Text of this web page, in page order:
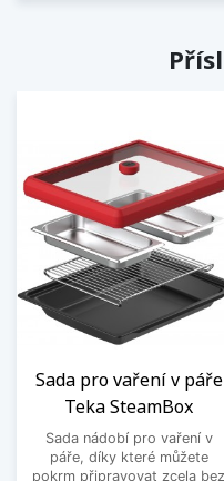
Sada pro vaření v páře
Teka SteamBox
Sada nádobí pro vaření v
páře, díky které můžete
pokrm připravovat zcela bez